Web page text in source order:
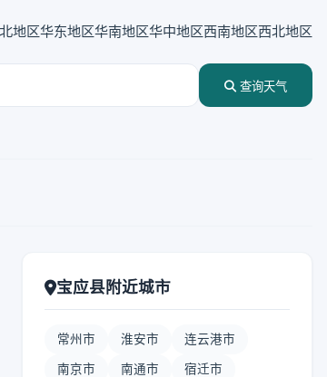
地区华东地区华南地区华中地区西南地区西北地区
查询天气
宝应县附近城市
常州市 淮安市 连云港市
南京市 南通市 宿迁市